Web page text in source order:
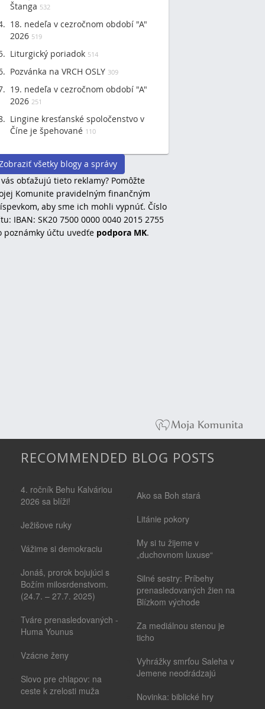
Štanga 532
18. nedeľa v cezročnom období "A"
2026 519
Liturgický poriadok 514
Pozvánka na VRCH OSLY 309
19. nedeľa v cezročnom období "A"
2026 251
Lingine kresťanské spoločenstvo v
Číne je špehované 110
všetky blogy a správy
obťažujú tieto reklamy? Pomôžte
Komunite pravidelným finančným
aby sme ich mohli vypnúť. Číslo
IBAN: SK20 7500 0000 0040 2015 2755
poznámky účtu uvedťe podpora MK.
RECOMMENDED BLOG POSTS
4. ročník Behu Kalváriou
2026 sa blíži!
Ježišove ruky
Vážime si demokraciu
Jonáš, prorok bojujúci s
Božím milosrdenstvom.
(24.7. – 27.7. 2025)
Tváre prenasledovaných -
Huma Younus
Vzácne ženy
Slovo pre chlapov: na
ceste k zrelosti muža
Ako sa Boh stará
Litánie pokory
My si tu žijeme v
„duchovnom luxuse“
Silné sestry: Príbehy
prenasledovaných žien na
Blízkom východe
Za mediálnou stenou je
ticho
Vyhrážky smrťou Saleha v
Jemene neodrádzajú
Novinka: biblické hry